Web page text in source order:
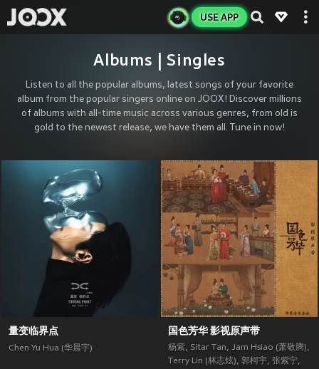
USE APP
Albums | Singles
Listen to all the popular albums, latest songs of your favorite
album from the popular singers online on JOOX! Discover millions
of albums with all-time music across various genres, from old is
gold to the newest release, we have them all. Tune in now!
量变临界点
Chen Yu Hua (华晨宇)
国色芳华 影视原声带
杨紫, Sitar Tan, Jam Hsiao (萧敬腾),
Terry Lin (林志炫), 郭柯宇, 张紫宁,